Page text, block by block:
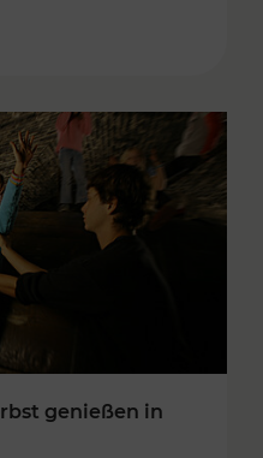
genießen in